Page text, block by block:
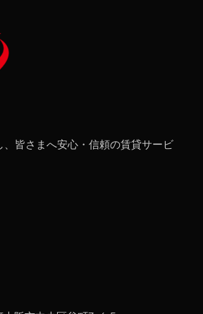
、皆さまへ安心・信頼の賃貸サービ